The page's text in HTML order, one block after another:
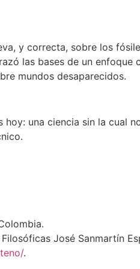
y correcta, sobre los
las bases de un enfoque
mundos desaparecidos.
una ciencia sin la cual
José Sanmartín
.